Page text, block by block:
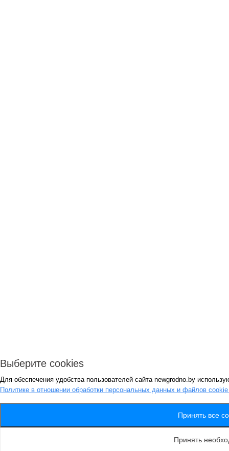
Выберите cookies
Для обеспечения удобства пользователей сайта newgrodno.by
Политике в отношении обработки персональных данных и файлов
Принять все
Принять